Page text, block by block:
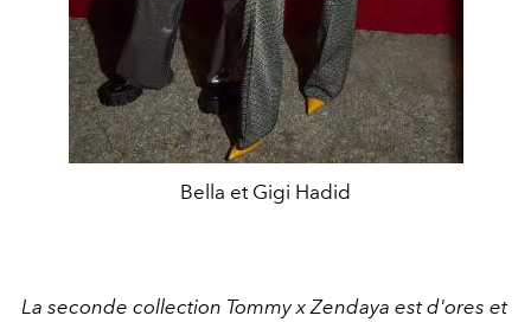
Bella et Gigi Hadid
La seconde collection Tommy x Zendaya est d'ores et